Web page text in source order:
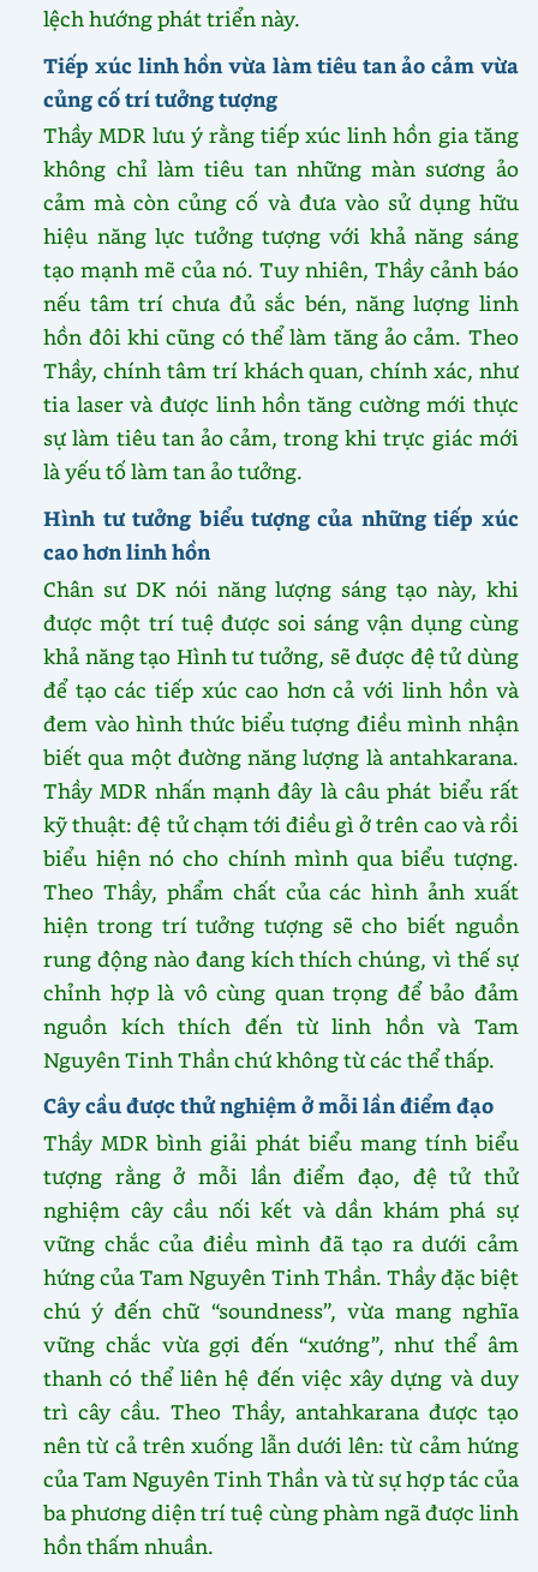
lệch hướng phát triển này.
Tiếp xúc linh hồn vừa làm tiêu tan ảo cảm vừa
củng cố trí tưởng tượng
Thầy MDR lưu ý rằng tiếp xúc linh hồn gia tăng
không chỉ làm tiêu tan những màn sương ảo
cảm mà còn củng cố và đưa vào sử dụng hữu
hiệu năng lực tưởng tượng với khả năng sáng
tạo mạnh mẽ của nó. Tuy nhiên, Thầy cảnh báo
nếu tâm trí chưa đủ sắc bén, năng lượng linh
hồn đôi khi cũng có thể làm tăng ảo cảm. Theo
Thầy, chính tâm trí khách quan, chính xác, như
tia laser và được linh hồn tăng cường mới thực
sự làm tiêu tan ảo cảm, trong khi trực giác mới
là yếu tố làm tan ảo tưởng.
Hình tư tưởng biểu tượng của những tiếp xúc
cao hơn linh hồn
Chân sư DK nói năng lượng sáng tạo này, khi
được một trí tuệ được soi sáng vận dụng cùng
khả năng tạo Hình tư tưởng, sẽ được đệ tử dùng
để tạo các tiếp xúc cao hơn cả với linh hồn và
đem vào hình thức biểu tượng điều mình nhận
biết qua một đường năng lượng là antahkarana.
Thầy MDR nhấn mạnh đây là câu phát biểu rất
kỹ thuật: đệ tử chạm tới điều gì ở trên cao và rồi
biểu hiện nó cho chính mình qua biểu tượng.
Theo Thầy, phẩm chất của các hình ảnh xuất
hiện trong trí tưởng tượng sẽ cho biết nguồn
rung động nào đang kích thích chúng, vì thế sự
chỉnh hợp là vô cùng quan trọng để bảo đảm
nguồn kích thích đến từ linh hồn và Tam
Nguyên Tinh Thần chứ không từ các thể thấp.
Cây cầu được thử nghiệm ở mỗi lần điểm đạo
Thầy MDR bình giải phát biểu mang tính biểu
tượng rằng ở mỗi lần điểm đạo, đệ tử thử
nghiệm cây cầu nối kết và dần khám phá sự
vững chắc của điều mình đã tạo ra dưới cảm
hứng của Tam Nguyên Tinh Thần. Thầy đặc biệt
chú ý đến chữ “soundness”, vừa mang nghĩa
vững chắc vừa gợi đến “xướng”, như thể âm
thanh có thể liên hệ đến việc xây dựng và duy
trì cây cầu. Theo Thầy, antahkarana được tạo
nên từ cả trên xuống lẫn dưới lên: từ cảm hứng
của Tam Nguyên Tinh Thần và từ sự hợp tác của
ba phương diện trí tuệ cùng phàm ngã được linh
hồn thấm nhuần.